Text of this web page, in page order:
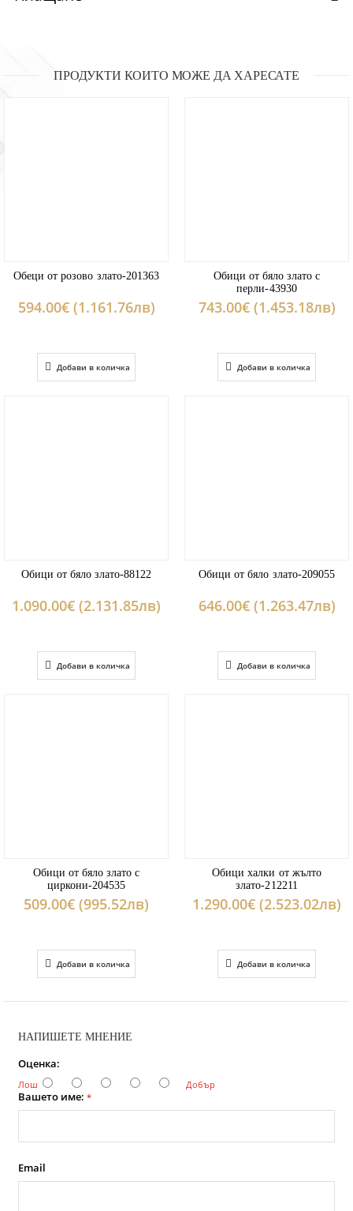
ПРОДУКТИ КОИТО МОЖЕ ДА ХАРЕСАТЕ
Обеци от розово злато-201363
594.00€ (1.161.76лв)
Добави в количка
Обици от бяло злато с
перли-43930
743.00€ (1.453.18лв)
Добави в количка
Обици от бяло злато-88122
1.090.00€ (2.131.85лв)
Добави в количка
Обици от бяло злато-209055
646.00€ (1.263.47лв)
Добави в количка
Обици от бяло злато с
циркони-204535
509.00€ (995.52лв)
Добави в количка
Обици халки от жълто
злато-212211
1.290.00€ (2.523.02лв)
Добави в количка
НАПИШЕТЕ МНЕНИЕ
Оценка:
Лош Добър
Вашето име: *
Email